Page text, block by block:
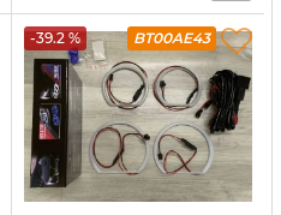
-39.2 % BT00AE43